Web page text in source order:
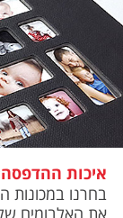
איכות
בחרנו במכונות